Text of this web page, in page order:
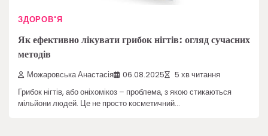
ЗДОРОВ'Я
Як ефективно лікувати грибок нігтів: огляд сучасних
методів
Можаровська Анастасія 06.08.2025 5 хв читання
Грибок нігтів, або оніхомікоз – проблема, з якою стикаються
мільйони людей. Це не просто косметичний…